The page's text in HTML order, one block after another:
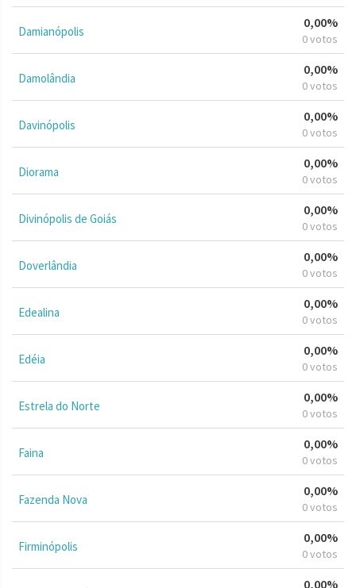
Damianópolis
0,00%
0 votos
Damolândia
0,00%
0 votos
Davinópolis
0,00%
0 votos
Diorama
0,00%
0 votos
Divinópolis de Goiás
0,00%
0 votos
Doverlândia
0,00%
0 votos
Edealina
0,00%
0 votos
Edéia
0,00%
0 votos
Estrela do Norte
0,00%
0 votos
Faina
0,00%
0 votos
Fazenda Nova
0,00%
0 votos
Firminópolis
0,00%
0 votos
0,00%